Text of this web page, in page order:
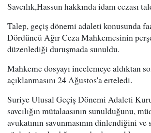
Savcılık,Hassun hakkında idam cezası
Talep, geçiş dönemi adaleti konusunda
Dördüncü Ağır Ceza Mahkemesinin
düzenlediği duruşmada sunuldu.
Mahkeme dosyayı incelemeye aldıktan
açıklanmasını 24 Ağustos'a erteledi.
Suriye Ulusal Geçiş Dönemi Adaleti
savcılığın mütalaasının sunulduğunu,
avukatının savunmasının dinlendiğini ve